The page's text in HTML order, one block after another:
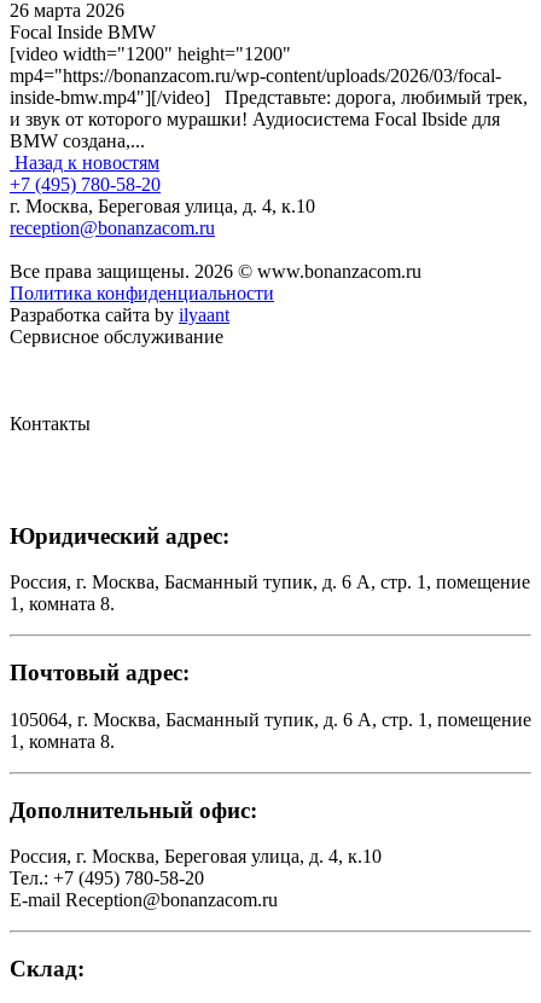
26 марта 2026
Focal Inside BMW
[video width="1200" height="1200"
mp4="https://bonanzacom.ru/wp-content/uploads/2026/03/focal-
inside-bmw.mp4"][/video] Представьте: дорога, любимый трек,
и звук от которого мурашки! Аудиосистема Focal Ibside для
BMW создана,...
Назад к новостям
+7 (495) 780-58-20
г. Москва, Береговая улица, д. 4, к.10
reception@bonanzacom.ru
Все права защищены. 2026 © www.bonanzacom.ru
Политика конфиденциальности
Разработка сайта by ilyaant
Сервисное обслуживание
Контакты
Юридический адрес:
Россия, г. Москва, Басманный тупик, д. 6 А, стр. 1, помещение
1, комната 8.
Почтовый адрес:
105064, г. Москва, Басманный тупик, д. 6 А, стр. 1, помещение
1, комната 8.
Дополнительный офис:
Россия, г. Москва, Береговая улица, д. 4, к.10
Тел.: +7 (495) 780-58-20
E-mail Reception@bonanzacom.ru
Склад: